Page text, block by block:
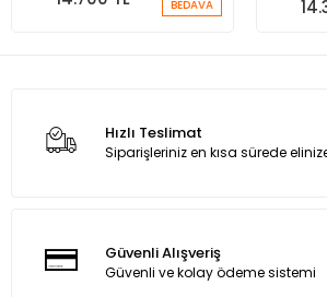
BEDAVA
Hızlı Teslimat
Siparişleriniz en kısa sürede
Güvenli Alışveriş
Güvenli ve kolay ödeme sistemi